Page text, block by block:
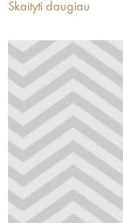
Skaityti daugiau